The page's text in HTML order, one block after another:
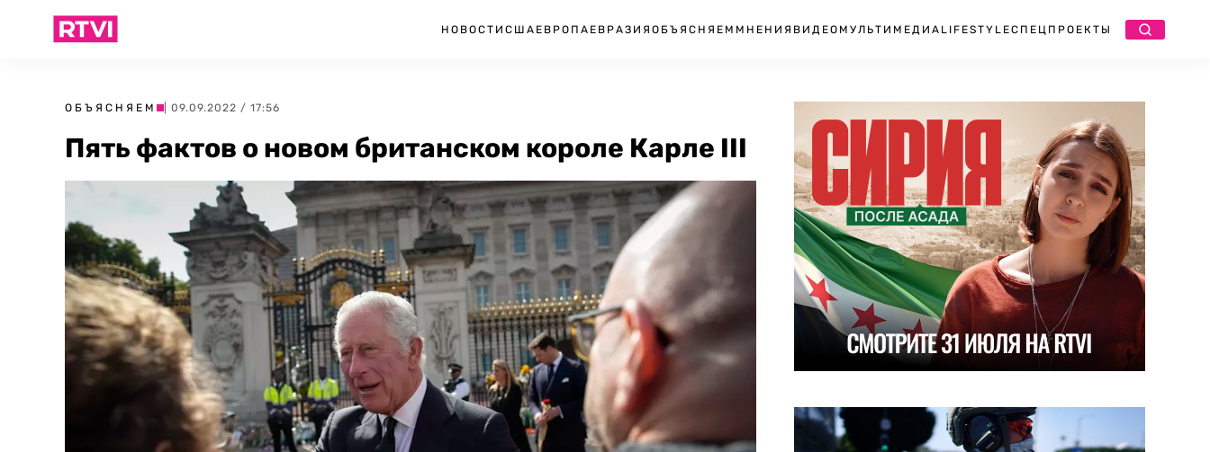
НОВОСТИ США ЕВРОПА ЕВРАЗИЯ ОБЪЯСНЯЕМ МНЕНИЯ ВИДЕО МУЛЬТИМЕДИА LIFESTYLEСПЕЦПРОЕКТЫ
ОБЪЯСНЯЕМ | 09.09.2022 / 17:56
Пять фактов о новом британском короле Карле III